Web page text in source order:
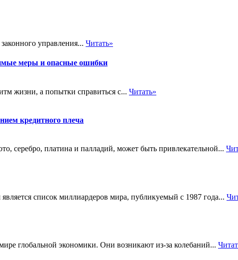
управления... Читать»
меры и опасные ошибки
жизни, а попытки справиться с... Читать»
кредитного плеча
серебро, платина и палладий, может быть привлекательной...
список миллиардеров мира, публикуемый с 1987 года...
глобальной экономики. Они возникают из-за колебаний...